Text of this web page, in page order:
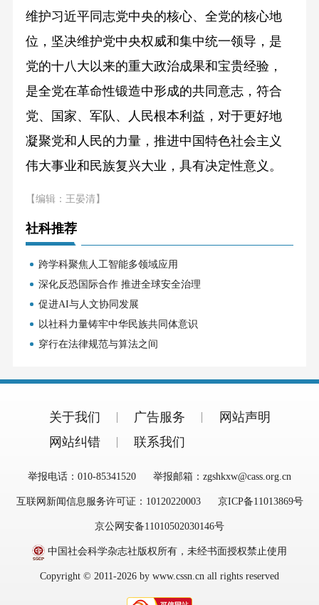
维护习近平同志党中央的核心、全党的核心地
位，坚决维护党中央权威和集中统一领导，是
党的十八大以来的重大政治成果和宝贵经验，
是全党在革命性锻造中形成的共同意志，符合
党、国家、军队、人民根本利益，对于更好地
凝聚党和人民的力量，推进中国特色社会主义
伟大事业和民族复兴大业，具有决定性意义。
【编辑：王晏清】
社科推荐
跨学科聚焦人工智能多领域应用
深化反恐国际合作 推进全球安全治理
促进AI与人文协同发展
以社科力量铸牢中华民族共同体意识
穿行在法律规范与算法之间
关于我们 广告服务
网站声明
网站纠错
联系我们
举报电话：010-85341520 举报邮箱：zgshkxw@cass.org.cn
互联网新闻信息服务许可证：10120220003 京ICP备11013869号
京公网安备11010502030146号
中国社会科学杂志社版权所有，未经书面授权禁止使用
Copyright © 2011-2026 by www.cssn.cn all rights reserved